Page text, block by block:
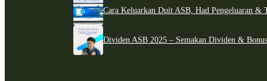
Cara Keluarkan Duit ASB, Had Pengeluaran &
Dividen ASB 2025 – Semakan Dividen &